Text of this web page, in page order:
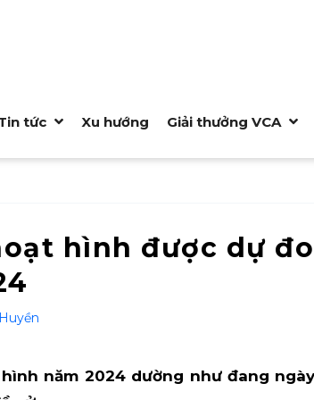
tức Xu hướng Giải thưởng VCA
hình được dự
năm 2024 dường như đang